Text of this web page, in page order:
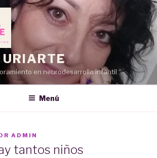
en neurodesarrollo infantil
Menú
ADMIN
tantos niños